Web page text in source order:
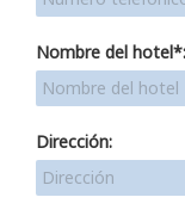
Nombre del hotel*:
Dirección: